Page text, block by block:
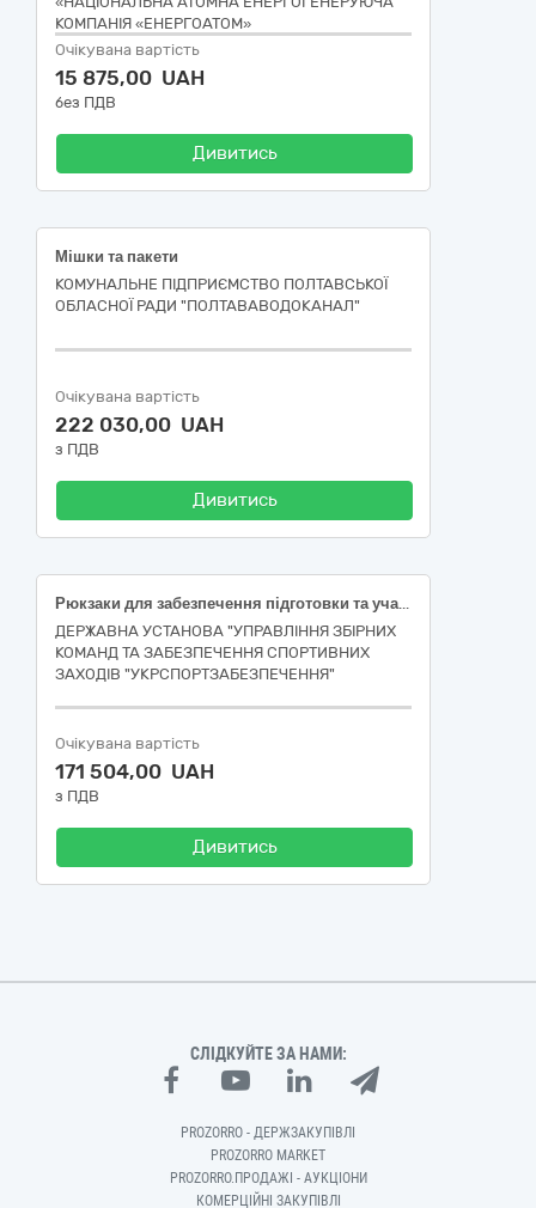
КОМПАНІЯ «ЕНЕРГОАТОМ»
Очікувана вартість
15 875,00 UAH
без ПДВ
Дивитись
Мішки та пакети
КОМУНАЛЬНЕ ПІДПРИЄМСТВО ПОЛТАВСЬКОЇ
ОБЛАСНОЇ РАДИ "ПОЛТАВАВОДОКАНАЛ"
Очікувана вартість
222 030,00 UAH
з ПДВ
Дивитись
Рюкзаки для забезпечення підготовки та участі національної збірної команди України з волейболу в міжнародних змаганнях (ДК 021:2015: 18930000-7 — Мішки та пакети) (наказ № 1921)
ДЕРЖАВНА УСТАНОВА "УПРАВЛІННЯ ЗБІРНИХ
КОМАНД ТА ЗАБЕЗПЕЧЕННЯ СПОРТИВНИХ
ЗАХОДІВ "УКРСПОРТЗАБЕЗПЕЧЕННЯ"
Очікувана вартість
171 504,00 UAH
з ПДВ
Дивитись
СЛІДКУЙТЕ ЗА НАМИ:
PROZORRO - ДЕРЖЗАКУПІВЛІ
PROZORRO MARKET
PROZORRO.ПРОДАЖІ - АУКЦІОНИ
КОМЕРЦІЙНІ ЗАКУПІВЛІ